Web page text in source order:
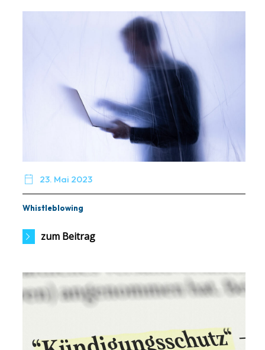
 23. Mai 2023
Whistleblowing
zum Beitrag